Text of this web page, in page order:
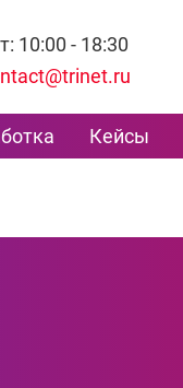
10:00 - 18:30
Кейсы